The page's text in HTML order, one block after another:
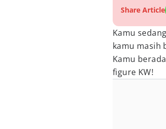
Share Article
Kamu
kamu masih
Kamu
figure KW!